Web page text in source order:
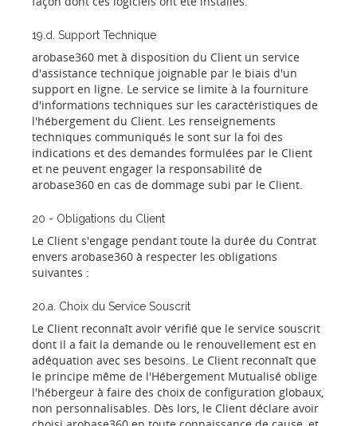
19.d. Support Technique
arobase360 met à disposition du Client un service
d'assistance technique joignable par le biais d'un
support en ligne. Le service se limite à la fourniture
d'informations techniques sur les caractéristiques de
l'hébergement du Client. Les renseignements
techniques communiqués le sont sur la foi des
indications et des demandes formulées par le Client
et ne peuvent engager la responsabilité de
arobase360 en cas de dommage subi par le Client.
20 - Obligations du Client
Le Client s'engage pendant toute la durée du Contrat
envers arobase360 à respecter les obligations
suivantes :
20.a. Choix du Service Souscrit
Le Client reconnaît avoir vérifié que le service souscrit
dont il a fait la demande ou le renouvellement est en
adéquation avec ses besoins. Le Client reconnaît que
le principe même de l'Hébergement Mutualisé oblige
l'hébergeur à faire des choix de configuration globaux,
non personnalisables. Dès lors, le Client déclare avoir